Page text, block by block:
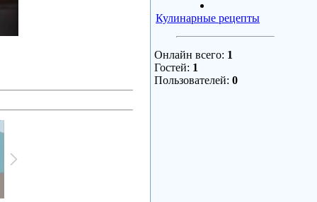
Кулинарные рецепты
Онлайн всего: 1
Гостей: 1
Пользователей: 0